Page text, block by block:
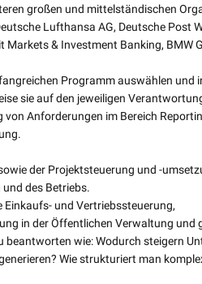
großen und mittelständischen
Lufthansa AG, Deutsche Post
Markets & Investment Banking, BMW
Programm auswählen und
sie auf den jeweiligen
von Anforderungen im Bereich
der Projektsteuerung und -
des Betriebs.
und Vertriebssteuerung,
in der Öffentlichen Verwaltung und
beantworten wie: Wodurch steigern
Wie strukturiert man